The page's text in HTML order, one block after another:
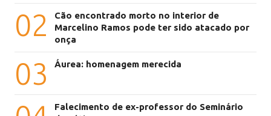
02
Cão encontrado morto no interior de
Marcelino Ramos pode ter sido atacado por
onça
03 Áurea: homenagem merecida
Falecimento de ex-professor do Seminário